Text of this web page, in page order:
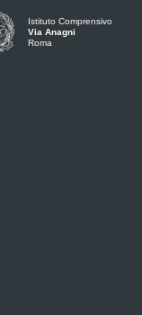
Istituto Comprensivo
Via Anagni
Roma